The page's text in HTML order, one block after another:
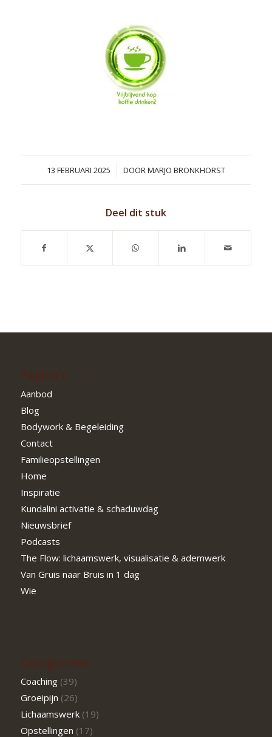
13 FEBRUARI 2025
/ DOOR MARJO BRONKHORST
Deel dit stuk
Pagina’s
Aanbod
Blog
Bodywork & Begeleiding
Contact
Familieopstellingen
Home
Inspiratie
Kundalini activatie & schaduwdag
Nieuwsbrief
Podcasts
The Flow: lichaamswerk, visualisatie & ademwerk
Van Gruis naar Bruis in 1 dag
Wie
Categorieën
Coaching(39)
Groeipijn (26)
Lichaamswerk(19)
Opstellingen (17)